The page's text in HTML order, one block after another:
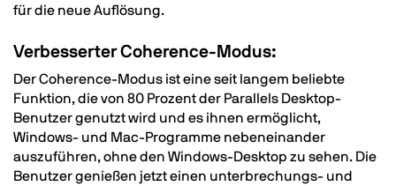
für die neue Auflösung.
Verbesserter Coherence-Modus:
Der Coherence-Modus ist eine seit langem beliebte
Funktion, die von 80 Prozent der Parallels Desktop-
Benutzer genutzt wird und es ihnen ermöglicht,
Windows- und Mac-Programme nebeneinander
auszuführen, ohne den Windows-Desktop zu sehen. Die
Benutzer genießen jetzt einen unterbrechungs- und